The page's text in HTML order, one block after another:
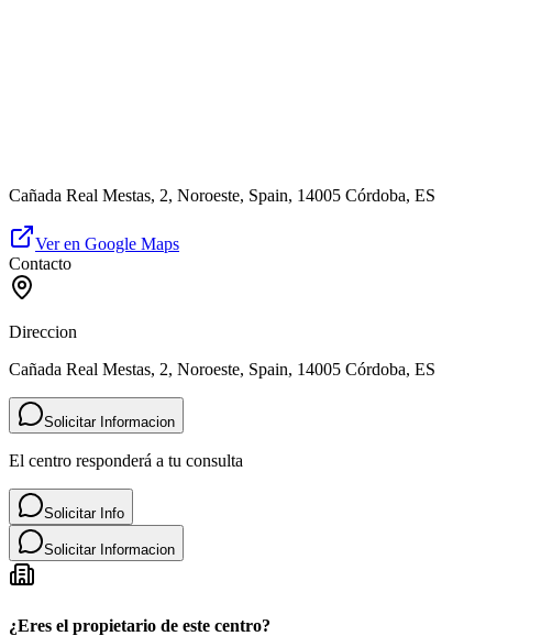
Cañada Real Mestas, 2, Noroeste, Spain, 14005 Córdoba, ES
Ver en Google Maps
Contacto
Direccion
Cañada Real Mestas, 2, Noroeste, Spain, 14005 Córdoba, ES
Solicitar Informacion
El centro responderá a tu consulta
Solicitar Info
Solicitar Informacion
¿Eres el propietario de este centro?